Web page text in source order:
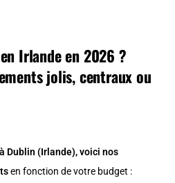
Irlande en 2026 ?
jolis, centraux ou
Dublin (Irlande), voici nos
en fonction de votre budget :